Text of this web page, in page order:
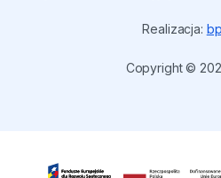
Realizacja:
Copyright ©